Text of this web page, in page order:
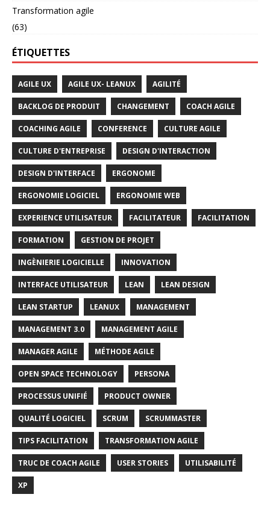
Transformation agile
(63)
ÉTIQUETTES
AGILE UX AGILE UX- LEANUX AGILITÉ
BACKLOG DE PRODUIT CHANGEMENT COACH AGILE
COACHING AGILE CONFERENCE CULTURE AGILE
CULTURE D'ENTREPRISE DESIGN D'INTERACTION
DESIGN D'INTERFACE ERGONOME
ERGONOMIE LOGICIEL ERGONOMIE WEB
EXPERIENCE UTILISATEUR FACILITATEUR FACILITATION
FORMATION GESTION DE PROJET
INGÈNIERIE LOGICIELLE INNOVATION
INTERFACE UTILISATEUR LEAN LEAN DESIGN
LEAN STARTUP LEANUX MANAGEMENT
MANAGEMENT 3.0 MANAGEMENT AGILE
MANAGER AGILE MÉTHODE AGILE
OPEN SPACE TECHNOLOGY PERSONA
PROCESSUS UNIFIÉ PRODUCT OWNER
QUALITÉ LOGICIEL SCRUM SCRUMMASTER
TIPS FACILITATION TRANSFORMATION AGILE
TRUC DE COACH AGILE USER STORIES UTILISABILITÉ
XP